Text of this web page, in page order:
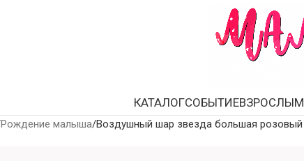
КАТАЛОГСОБЫТИЕВЗРОСЛЫМ
Рождение малыша Воздушный шар звезда большая розовый